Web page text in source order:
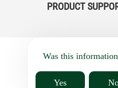
PRODUCT
Was this
Yes